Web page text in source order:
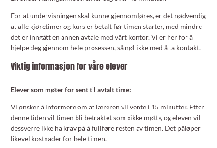
For at undervisningen skal kunne gjennomføres, er det nødvendig
at alle kjøretimer og kurs er betalt før timen starter, med mindre
det er inngått en annen avtale med vårt kontor. Vi er her for å
hjelpe deg gjennom hele prosessen, så nøl ikke med å ta kontakt.
Viktig informasjon for våre elever
Elever som møter for sent til avtalt time:
Vi ønsker å informere om at læreren vil vente i 15 minutter. Etter
denne tiden vil timen bli betraktet som «ikke møtt», og eleven vil
dessverre ikke ha krav på å fullføre resten av timen. Det påløper
likevel kostnader for hele timen.